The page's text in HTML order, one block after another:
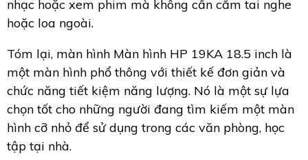
nhạc hoặc xem phim mà không cần cắm tai nghe
hoặc loa ngoài.
Tóm lại, màn hình Màn hình HP 19KA 18.5 inch là
một màn hình phổ thông với thiết kế đơn giản và
chức năng tiết kiệm năng lượng. Nó là một sự lựa
chọn tốt cho những người đang tìm kiếm một màn
hình cỡ nhỏ để sử dụng trong các văn phòng, học
tập tại nhà.